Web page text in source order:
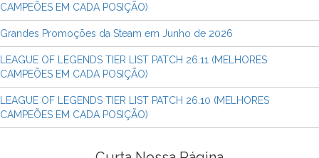
CAMPEÕES EM CADA POSIÇÃO)
Grandes Promoções da Steam em Junho de 2026
LEAGUE OF LEGENDS TIER LIST PATCH 26.11 (MELHORES
CAMPEÕES EM CADA POSIÇÃO)
LEAGUE OF LEGENDS TIER LIST PATCH 26.10 (MELHORES
CAMPEÕES EM CADA POSIÇÃO)